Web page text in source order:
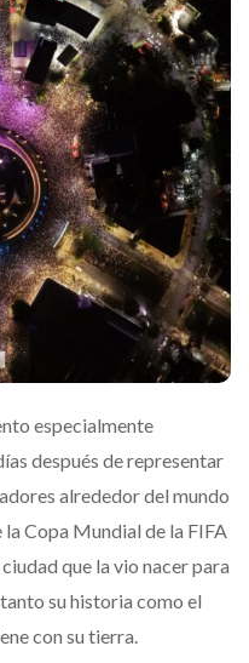
especialmente
después de representar
alrededor del mundo
Copa Mundial de la FIFA
que la vio nacer para
su historia como el
con su tierra.